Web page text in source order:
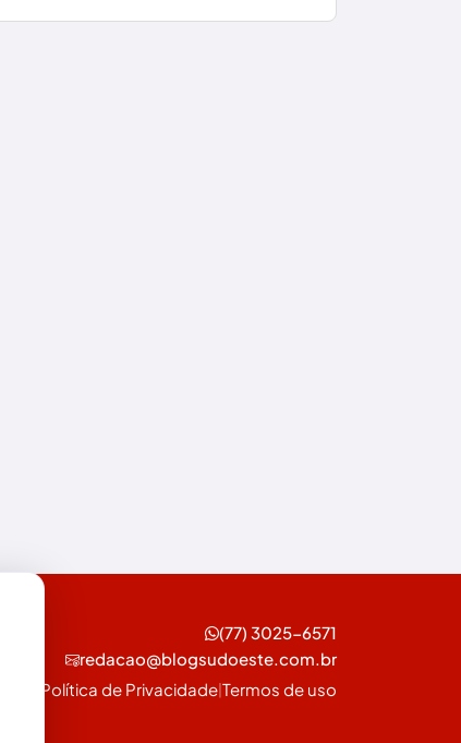
Eleições 2024
Ibitiara
Igaporã
(77) 3025-6571
redacao@blogsudoeste.com.br
Política de Privacidade| Termos de uso